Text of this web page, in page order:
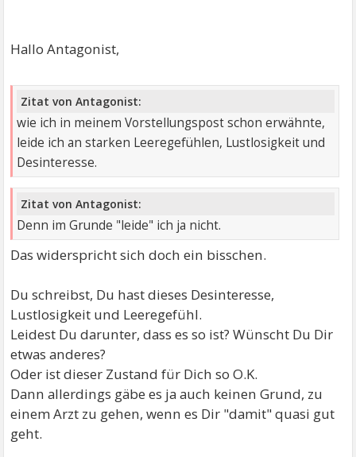
Hallo Antagonist,
Zitat von Antagonist:
wie ich in meinem Vorstellungspost schon erwähnte,
leide ich an starken Leeregefühlen, Lustlosigkeit und
Desinteresse.
Zitat von Antagonist:
Denn im Grunde "leide" ich ja nicht.
Das widerspricht sich doch ein bisschen.
Du schreibst, Du hast dieses Desinteresse,
Lustlosigkeit und Leeregefühl.
Leidest Du darunter, dass es so ist? Wünscht Du Dir
etwas anderes?
Oder ist dieser Zustand für Dich so O.K.
Dann allerdings gäbe es ja auch keinen Grund, zu
einem Arzt zu gehen, wenn es Dir "damit" quasi gut
geht.